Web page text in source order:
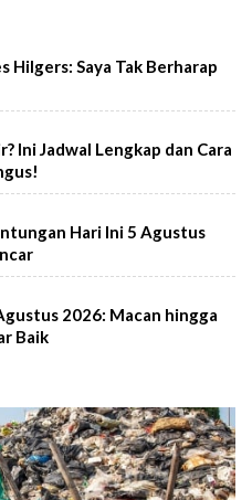
Hilgers: Saya Tak Berharap
Ini Jadwal Lengkap dan Cara
Hari Ini 5 Agustus
2026: Macan hingga
Baik